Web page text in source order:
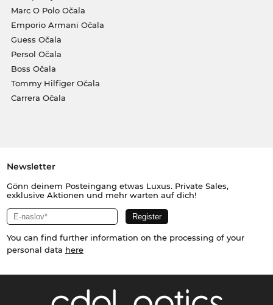
Marc O Polo Očala
Emporio Armani Očala
Guess Očala
Persol Očala
Boss Očala
Tommy Hilfiger Očala
Carrera Očala
Newsletter
Gönn deinem Posteingang etwas Luxus. Private Sales,
exklusive Aktionen und mehr warten auf dich!
You can find further information on the processing of your
personal data here